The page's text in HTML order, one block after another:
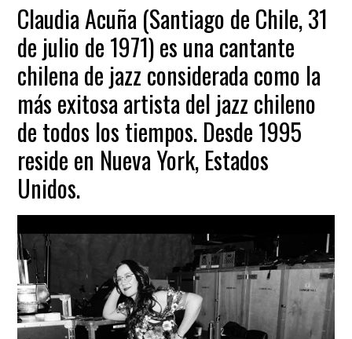
Claudia Acuña (Santiago de Chile, 31
de julio de 1971) es una cantante
chilena de jazz considerada como la
más exitosa artista del jazz chileno
de todos los tiempos. Desde 1995
reside en Nueva York, Estados
Unidos.